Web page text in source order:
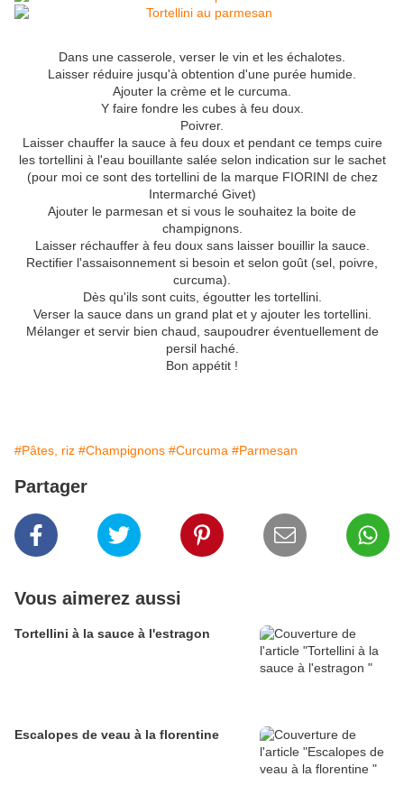
Dans une casserole, verser le vin et les échalotes.
Laisser réduire jusqu'à obtention d'une purée humide.
Ajouter la crème et le curcuma.
Y faire fondre les cubes à feu doux.
Poivrer.
Laisser chauffer la sauce à feu doux et pendant ce temps cuire
les tortellini à l'eau bouillante salée selon indication sur le sachet
(pour moi ce sont des tortellini de la marque FIORINI de chez
Intermarché Givet)
Ajouter le parmesan et si vous le souhaitez la boite de
champignons.
Laisser réchauffer à feu doux sans laisser bouillir la sauce.
Rectifier l'assaisonnement si besoin et selon goût (sel, poivre,
curcuma).
Dès qu'ils sont cuits, égoutter les tortellini.
Verser la sauce dans un grand plat et y ajouter les tortellini.
Mélanger et servir bien chaud, saupoudrer éventuellement de
persil haché.
Bon appétit !
#Pâtes, riz #Champignons #Curcuma #Parmesan
Partager
Vous aimerez aussi
Tortellini à la sauce à l'estragon
Escalopes de veau à la florentine